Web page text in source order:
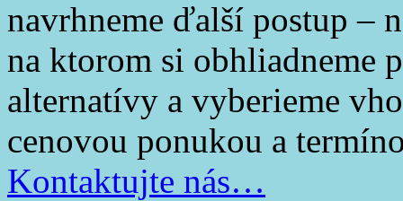
navrhneme ďalší postup –
na ktorom si obhliadneme
alternatívy a vyberieme
cenovou ponukou a
Kontaktujte nás…